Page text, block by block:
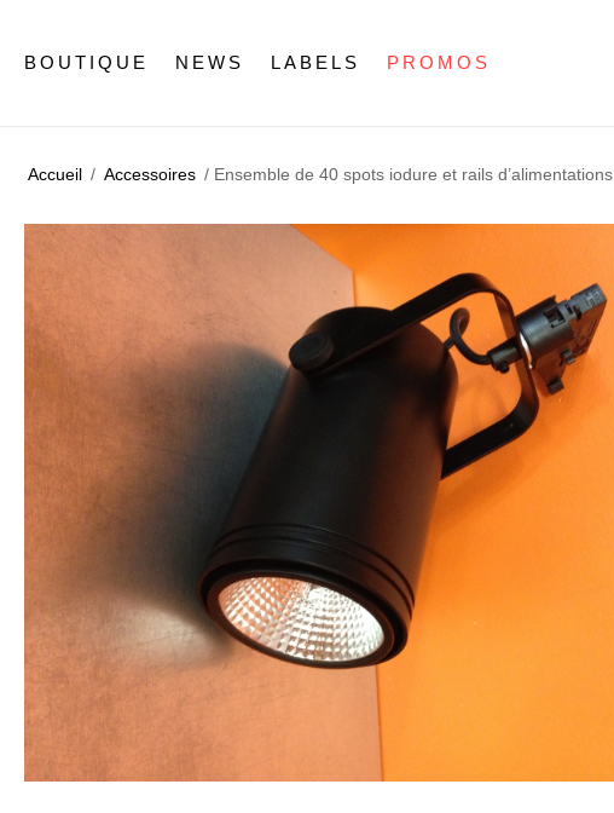
BOUTIQUE NEWS LABELS PROMOS
Accueil / Accessoires / Ensemble de 40 spots iodure et rails d’alimentations